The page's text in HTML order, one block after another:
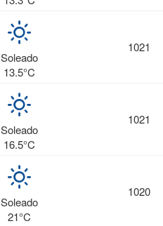
Soleado
13.5°C
1021
Soleado
16.5°C
1021
Soleado
21°C
1020